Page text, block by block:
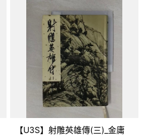
【U3S】射雕英雄傳(三)_金庸